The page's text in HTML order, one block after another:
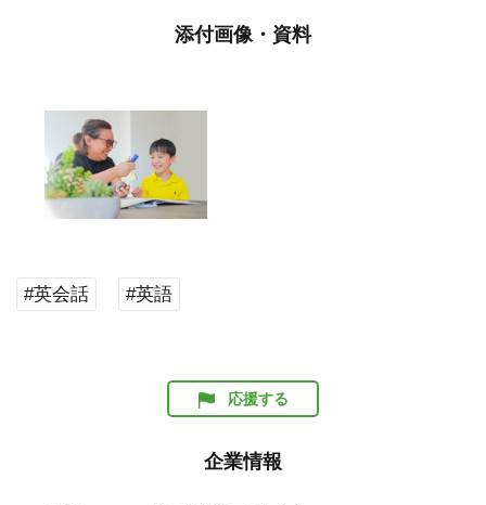
添付画像・資料
#英会話 #英語
応援する
企業情報